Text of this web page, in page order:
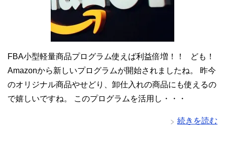
FBA小型軽量商品プログラム使えば利益倍増！！ ども！
Amazonから新しいプログラムが開始されましたね。 昨今
のオリジナル商品やせどり、卸仕入れの商品にも使えるの
で嬉しいですね。 このプログラムを活用し・・・
続きを読む